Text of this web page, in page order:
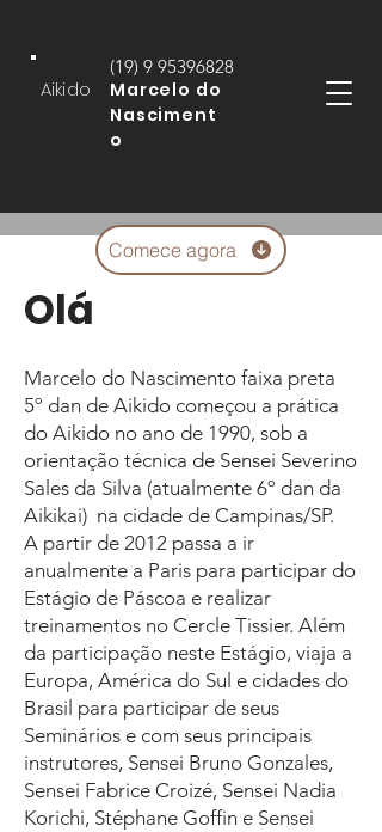
Aikido
(19) 9 95396828
Marcelo do
Nasciment
o
Comece agora
Olá
Marcelo do Nascimento faixa preta
5º dan de Aikido começou a prática
do Aikido no ano de 1990, sob a
orientação técnica de Sensei Severino
Sales da Silva (atualmente 6º dan da
Aikikai) na cidade de Campinas/SP.
A partir de 2012 passa a ir
anualmente a Paris para participar do
Estágio de Páscoa e realizar
treinamentos no Cercle Tissier. Além
da participação neste Estágio, viaja a
Europa, América do Sul e cidades do
Brasil para participar de seus
Seminários e com seus principais
instrutores, Sensei Bruno Gonzales,
Sensei Fabrice Croizé, Sensei Nadia
Korichi, Stéphane Goffin e Sensei